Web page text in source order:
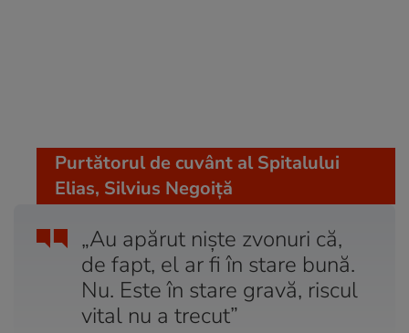
„Au apărut nişte zvonuri că,
de fapt, el ar fi în stare bună.
Nu. Este în stare gravă, riscul
vital nu a trecut”
Purtătorul de cuvânt al Spitalului
Elias, Silvius Negoiţă